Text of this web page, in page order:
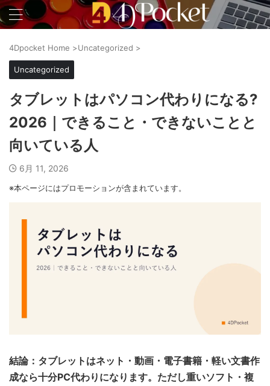
4Dpocket Home >Uncategorized >
Uncategorized
タブレットはパソコン代わりになる?
2026｜できること・できないことと
向いている人
6月 11, 2026
※本ページにはプロモーションが含まれています。
結論：タブレットはネット・動画・電子書籍・軽い文書作
成なら十分PC代わりになります。ただし重いソフト・複